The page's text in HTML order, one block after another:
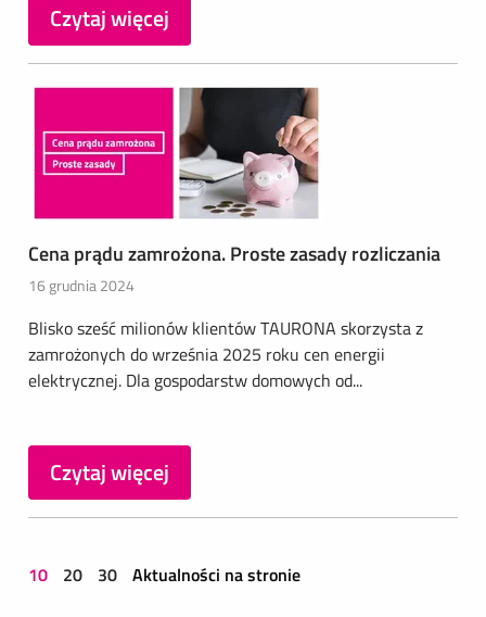
Czytaj więcej
Cena prądu zamrożona. Proste zasady rozliczania
16 grudnia 2024
Blisko sześć milionów klientów TAURONA skorzysta z
zamrożonych do września 2025 roku cen energii
elektrycznej. Dla gospodarstw domowych od...
Czytaj więcej
10 20 30 Aktualności na stronie